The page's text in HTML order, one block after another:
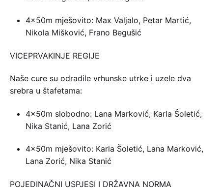
4×50m mješovito: Max Valjalo, Petar Martić,
Nikola Mišković, Frano Begušić
VICEPRVAKINJE REGIJE
Naše cure su odradile vrhunske utrke i uzele dva
srebra u štafetama:
4×50m slobodno: Lana Marković, Karla Šoletić,
Nika Stanić, Lana Zorić
4×50m mješovito: Karla Šoletić, Lana Marković,
Lana Zorić, Nika Stanić
POJEDINAČNI USPJESI I DRŽAVNA NORMA